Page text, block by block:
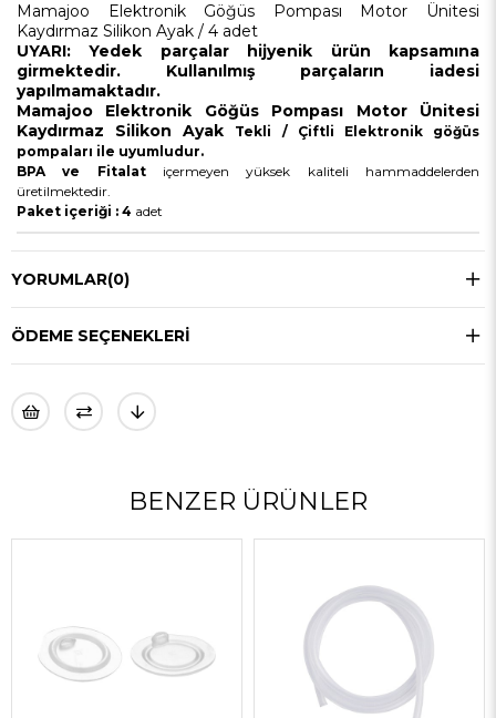
Mamajoo Elektronik Göğüs Pompası Motor Ünitesi
Kaydırmaz Silikon Ayak / 4 adet
UYARI:
Yedek parçalar hijyenik ürün kapsamına
girmektedir. Kullanılmış parçaların iadesi
yapılmamaktadır.
Mamajoo Elektronik Göğüs Pompası Motor Ünitesi
Kaydırmaz Silikon Ayak
Tekli / Çiftli Elektronik göğüs
pompaları ile uyumludur.
BPA ve Fitalatiçermeyen yüksek kaliteli hammaddelerden
üretilmektedir.
Paket içeriği : 4 adet
YORUMLAR(0)
ÖDEME SEÇENEKLERI
BENZER ÜRÜNLER